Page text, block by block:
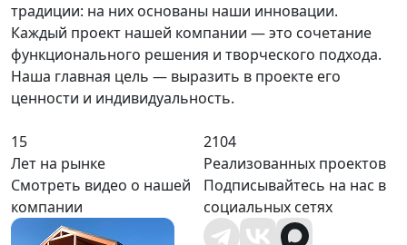
традиции: на них основаны наши инновации.
Каждый проект нашей компании — это сочетание
функционального решения и творческого подхода.
Наша главная цель — выразить в проекте его
ценности и индивидуальность.
15
Лет на рынке
2104
Реализованных проектов
Смотреть видео о нашей
компании
Подписывайтесь на нас в
социальных сетях